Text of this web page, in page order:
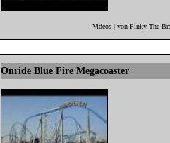
Videos | von Pinky The
Onride Blue Fire Megacoaster